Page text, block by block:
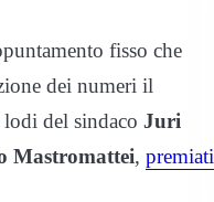
fisso che
dei numeri il
lodi del sindaco Juri
Mastromattei, premiati